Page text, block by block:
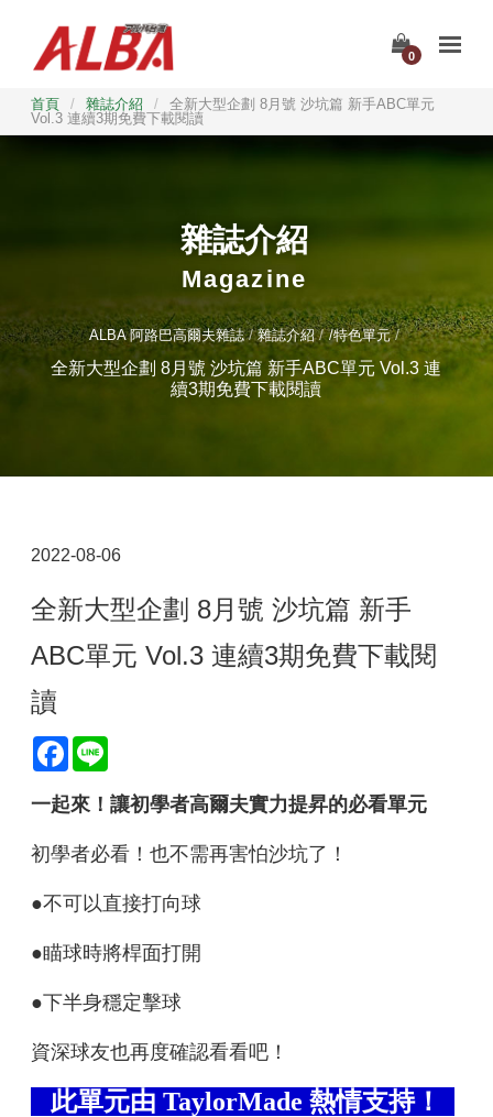
0
首頁 / 雜誌介紹 /
全新大型企劃 8月號 沙坑篇 新手ABC單元
Vol.3 連續3期免費下載閱讀
雜誌介紹
Magazine
ALBA 阿路巴高爾夫雜誌 雜誌介紹 /特色單元
全新大型企劃 8月號 沙坑篇 新手ABC單元 Vol.3 連
續3期免費下載閱讀
2022-08-06
全新大型企劃 8月號 沙坑篇 新手
ABC單元 Vol.3 連續3期免費下載閱
讀
Facebook
一起來！讓初學者高爾夫實力提昇的必看單元
初學者必看！也不需再害怕沙坑了！
●不可以直接打向球
●瞄球時將桿面打開
●下半身穩定擊球
資深球友也再度確認看看吧！
此單元由 TaylorMade 熱情支持！